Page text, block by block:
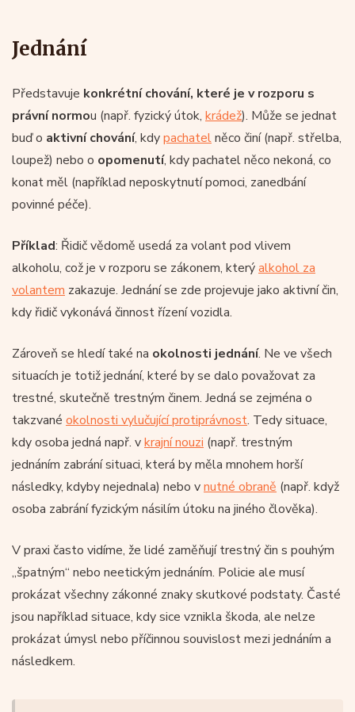
Jednání
Představuje konkrétní chování, které je v rozporu s
právní normou (např. fyzický útok, krádež). Může se jednat
buď o aktivní chování, kdypachatelněco činí (např. střelba,
loupež) nebo o opomenutí, kdy pachatel něco nekoná, co
konat měl (například neposkytnutí pomoci, zanedbání
povinné péče).
Příklad: Řidič vědomě usedá za volant pod vlivem
alkoholu, což je v rozporu se zákonem, kterýalkohol za
volantem zakazuje. Jednání se zde projevuje jako aktivní čin,
kdy řidič vykonává činnost řízení vozidla.
Zároveň se hledí také na okolnosti jednání. Ne ve všech
situacích je totiž jednání, které by se dalo považovat za
trestné, skutečně trestným činem. Jedná se zejména o
takzvané okolnosti vylučující protiprávnost. Tedy situace,
kdy osoba jedná např. vkrajní nouzi (např. trestným
jednáním zabrání situaci, která by měla mnohem horší
následky, kdyby nejednala) nebo vnutné obraně (např. když
osoba zabrání fyzickým násilím útoku na jiného člověka).
V praxi často vidíme, že lidé zaměňují trestný čin s pouhým
„špatným“ nebo neetickým jednáním. Policie ale musí
prokázat všechny zákonné znaky skutkové podstaty. Časté
jsou například situace, kdy sice vznikla škoda, ale nelze
prokázat úmysl nebo příčinnou souvislost mezi jednáním a
následkem.